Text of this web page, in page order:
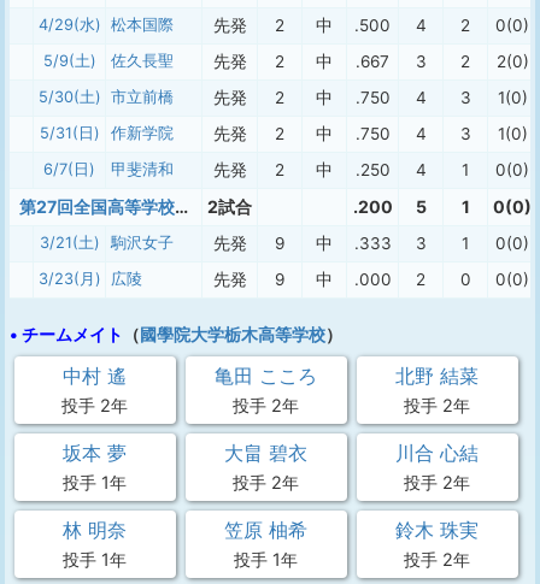
4/29(水) 松本国際 先発 2 中 .500 4 2 0(0)
5/9(土) 佐久長聖 先発 2 中 .667 3 2 2(0)
5/30(土) 市立前橋 先発 2 中 .750 4 3 1(0)
5/31(日) 作新学院 先発 2 中 .750 4 3 1(0)
6/7(日) 甲斐清和 先発 2 中 .250 4 1 0(0)
第27回全国高等学校女子硬式野球選抜大会 2試合 .200 5 1 0(0)
3/21(土) 駒沢女子 先発 9 中 .333 3 1 0(0)
3/23(月) 広陵 先発 9 中 .000 2 0 0(0)
• チームメイト （國學院大学栃木高等学校）
中村 遙
投手 2年
亀田 こころ
投手 2年
北野 結菜
投手 2年
坂本 夢
投手 1年
大畠 碧衣
投手 2年
川合 心結
投手 2年
林 明奈
投手 1年
笠原 柚希
投手 1年
鈴木 珠実
投手 2年